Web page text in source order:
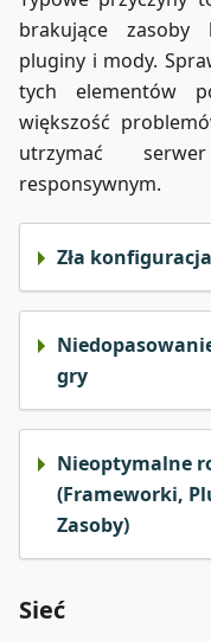
brakujące zasoby
pluginy i mody.
tych elementów
większość
utrzymać
responsywnym.
Zła
gry
Nieoptymalne
(Frameworki,
Zasoby)
Sieć